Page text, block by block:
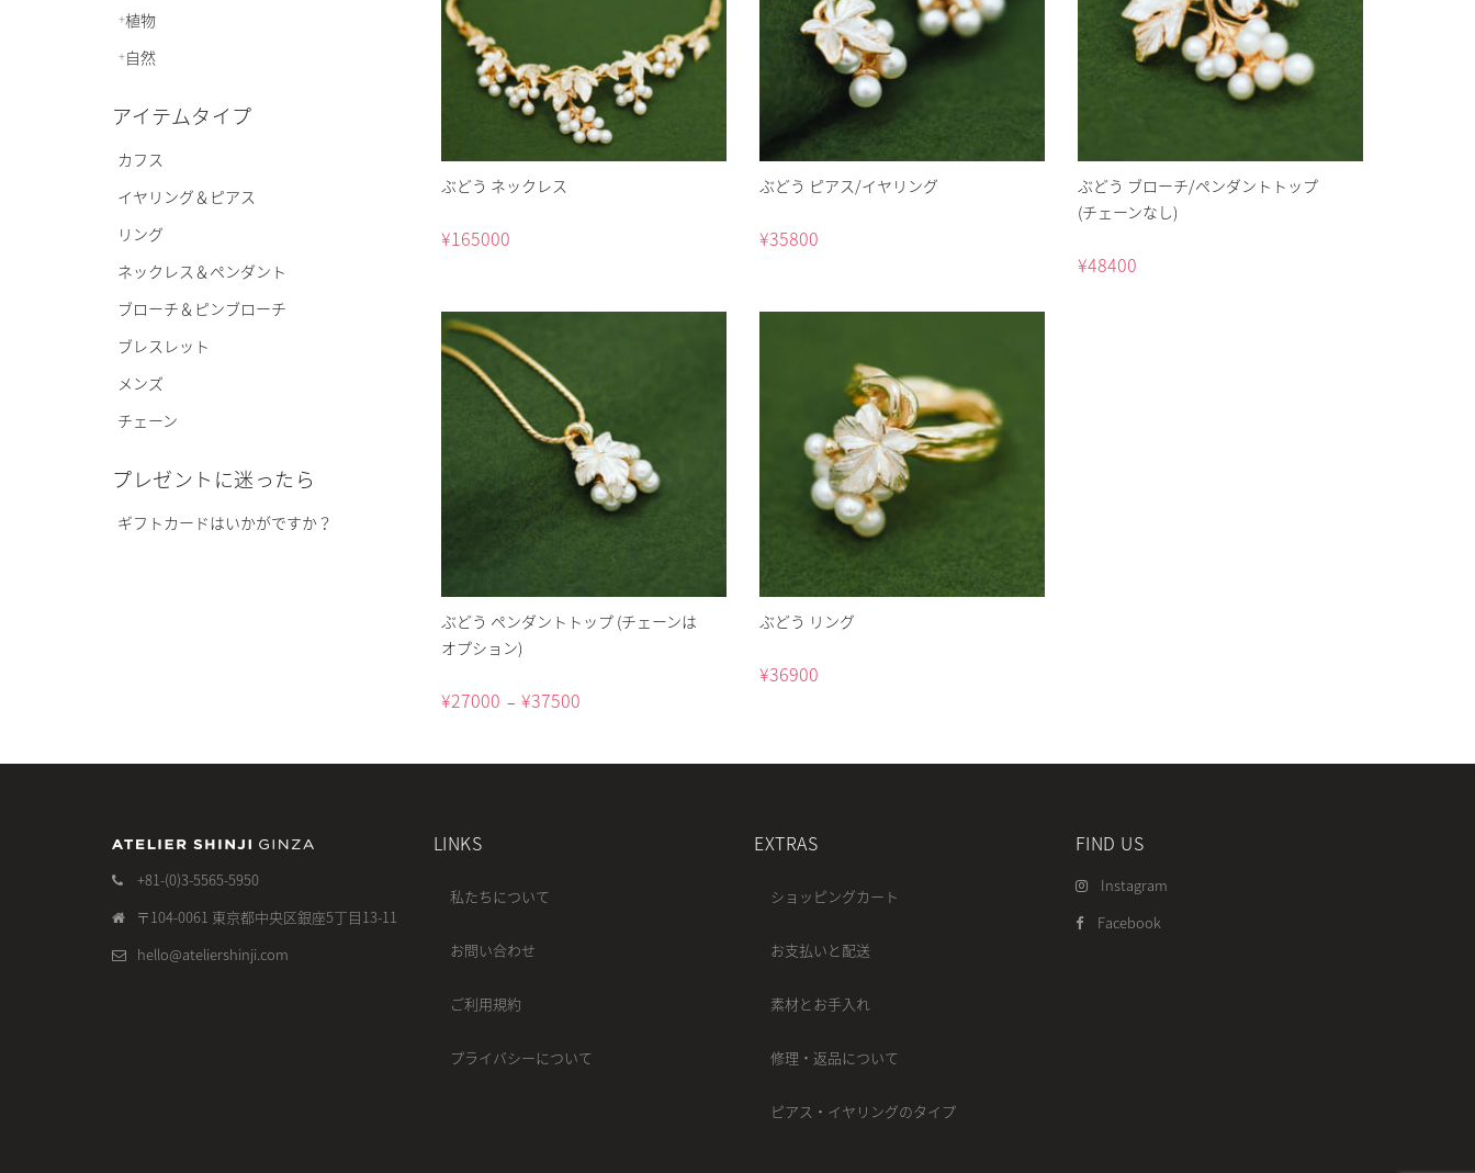
ぶどう ネックレス
¥165000
ぶどう ピアス/イヤリング
¥35800
ぶどう ブローチ/ペンダントトップ
(チェーンなし)
¥48400
ぶどう ペンダントトップ (チェーンは
オプション)
¥27000 – ¥37500
ぶどう リング
¥36900
植物
自然
アイテムタイプ
カフス
イヤリング＆ピアス
リング
ネックレス＆ペンダント
ブローチ＆ピンブローチ
ブレスレット
メンズ
チェーン
プレゼントに迷ったら
ギフトカードはいかがですか？
+81-(0)3-5565-5950
〒104-0061 東京都中央区銀座5丁目13-11
hello@ateliershinji.com
LINKS
私たちについて
お問い合わせ
ご利用規約
プライバシーについて
EXTRAS
ショッピングカート
お支払いと配送
素材とお手入れ
修理・返品について
ピアス・イヤリングのタイプ
FIND US
Instagram
Facebook